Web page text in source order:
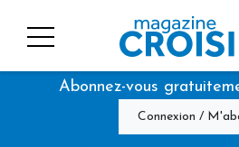
Abonnez-vous
Connexion /